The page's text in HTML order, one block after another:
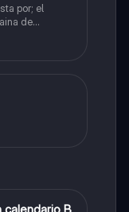
por; el
de
de
botón